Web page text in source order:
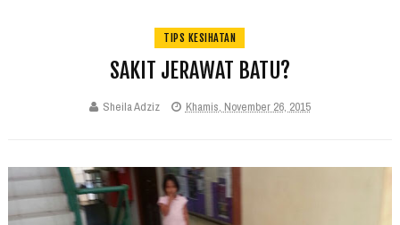
TIPS KESIHATAN
SAKIT JERAWAT BATU?
Sheila Adziz Khamis, November 26, 2015